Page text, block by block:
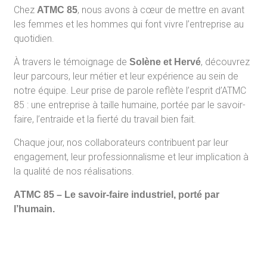
ChezATMC 85, nous avons à cœur de mettre en avant
les femmes et les hommes qui font vivre l’entreprise au
quotidien.
À travers le témoignage deSolène et Hervé, découvrez
leur parcours, leur métier et leur expérience au sein de
notre équipe. Leur prise de parole reflète l’esprit d’ATMC
85 : une entreprise à taille humaine, portée par le savoir-
faire, l’entraide et la fierté du travail bien fait.
Chaque jour, nos collaborateurs contribuent par leur
engagement, leur professionnalisme et leur implication à
la qualité de nos réalisations.
ATMC 85 – Le savoir-faire industriel, porté par
l’humain.